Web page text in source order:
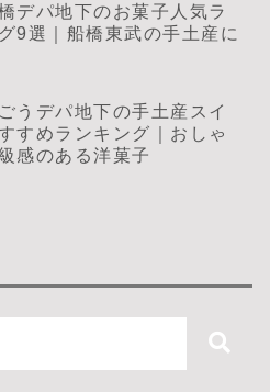
デパ地下のお菓子人気ラ
9選｜船橋東武の手土産に
うデパ地下の手土産スイ
すめランキング｜おしゃ
感のある洋菓子